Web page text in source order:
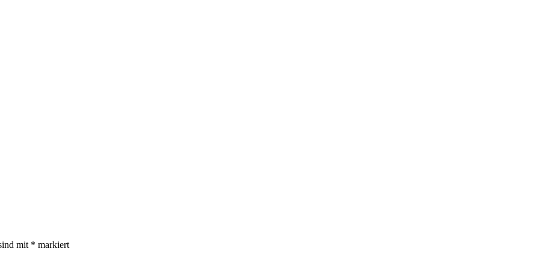
mit * markiert